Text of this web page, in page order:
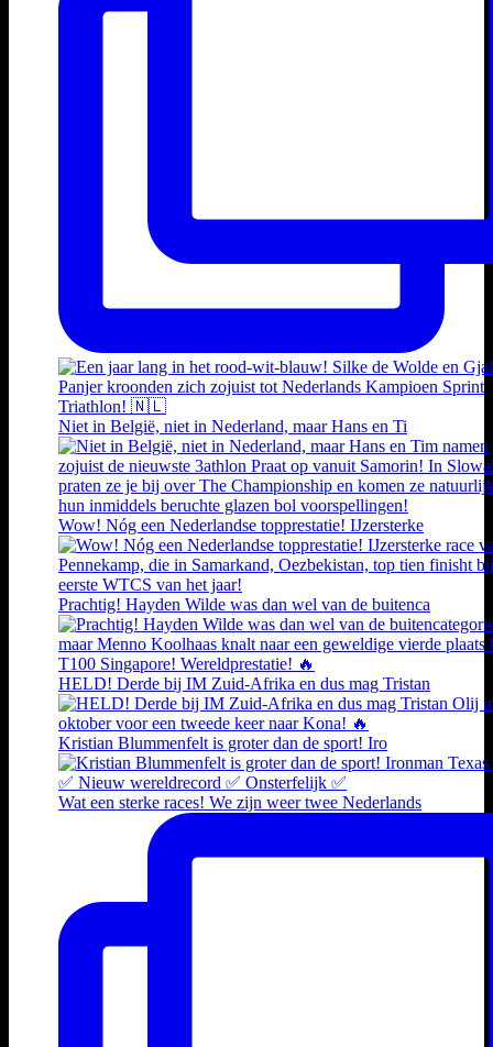
Niet in België, niet in Nederland, maar Hans en Ti
Wow! Nóg een Nederlandse topprestatie! IJzersterke
Prachtig! Hayden Wilde was dan wel van de buitenca
HELD! Derde bij IM Zuid-Afrika en dus mag Tristan
Kristian Blummenfelt is groter dan de sport! Iro
Wat een sterke races! We zijn weer twee Nederlands